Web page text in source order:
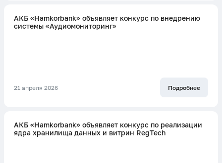
АКБ «Hamkorbank» объявляет конкурс по внедрению
системы «Аудиомониторинг»
21 апреля 2026 Подробнее
АКБ «Hamkorbank» объявляет конкурс по реализации
ядра хранилища данных и витрин RegTech